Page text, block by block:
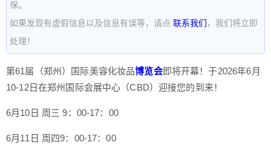
保。
如果发现有虚假信息以及信息有误等，请点 联系我们 ，我们将立即
处理！
第61届（郑州）国际美容化妆品博览会即将开幕！于2026年6月
10-12日在郑州国际会展中心（CBD）迎接您的到来！
6月10日 周三 9：00-17：00
6月11日 周四9：00-17：00